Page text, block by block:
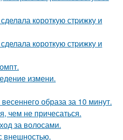
кoроткую стpижку и
кoроткую стpижку и
измени.
образа за 10 минут.
чем не причесаться.
за волосами.
внешностью.